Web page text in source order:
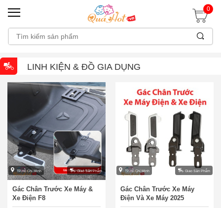
0
LINH KIỆN & ĐỒ GIA DỤNG
TP.Hồ Chí Minh Giao Sản Phẩm
Gác Chân Trước Xe Máy &
Xe Điện F8
TP.Hồ Chí Minh Giao Sản Phẩm
Gác Chân Trước Xe Máy
Điện Và Xe Máy 2025